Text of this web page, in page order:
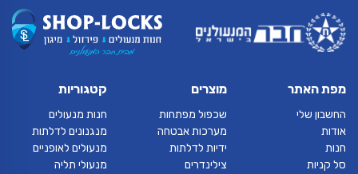
מפת האתר
החשבון שלי
אודות
חנות
סל קניות
מוצרים
שכפול מפתחות
מערכות אבטחה
ידיות לדלתות
צילינדרים
קטגוריות
חנות מנעולים
מנגנונים לדלתות
מנעולים לאופניים
מנעולי תליה